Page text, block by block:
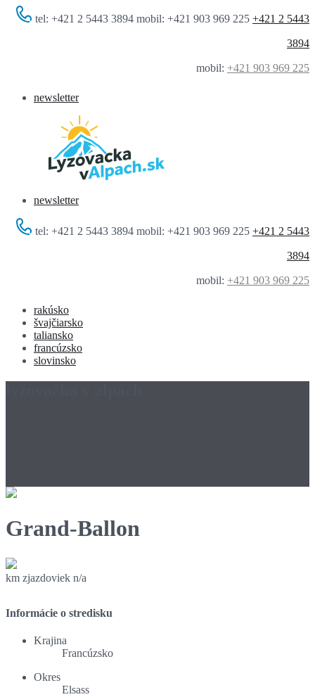
tel: +421 2 5443 3894 mobil: +421 903 969 225 +421 2 5443
3894
mobil: +421 903 969 225
newsletter
newsletter
tel: +421 2 5443 3894 mobil: +421 903 969 225 +421 2 5443
3894
mobil: +421 903 969 225
rakúsko
švajčiarsko
taliansko
francúzsko
slovinsko
Grand-Ballon
km zjazdoviek n/a
Informácie o stredisku
Krajina
Francúzsko
Okres
Elsass